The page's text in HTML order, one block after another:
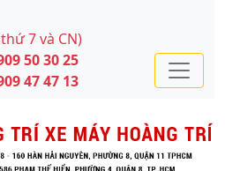
7 và CN)
50 30 25
47 47 13